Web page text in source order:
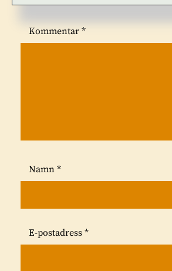
märkta*
Kommentar *
Namn *
E-postadress *